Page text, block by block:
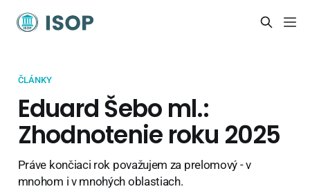
ČLÁNKY
Eduard Šebo ml.:
Zhodnotenie roku 2025
Práve končiaci rok považujem za prelomový - v
mnohom i v mnohých oblastiach.